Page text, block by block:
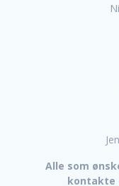
Alle som
kontakte